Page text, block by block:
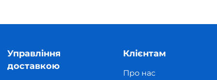
Управління
доставкою
Клієнтам
Про нас